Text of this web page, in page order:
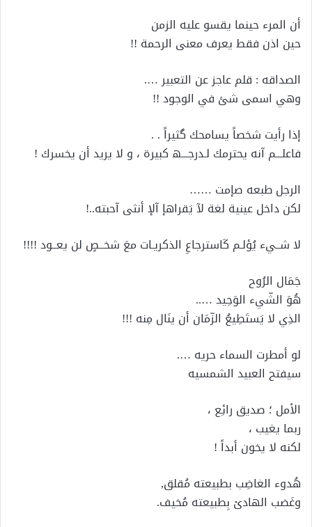
أن المرء حينما يقسو عليه الزمن
حين اذن فقط يعرف معنى الرحمة !!
الصداقه : قلم عاجز عن التعبير ….
وهي اسمى شئ في الوجود !!
إذا رأيت شخصاً يسامحك گثيراً . .
فاعلـــم آنه يحترمك لـدرجـــھ كبيرة ، و لا يريد أن يخسرك !
الرجل طبعه صإمت ……
لكن داخل عينية لغة لآ يَقراهإ آلإ أنثى آحبته..!
لا شــيء يُؤلـم كَاسترجاعِ الذكريـات معَ شخــصٍ لن يعــود !!!!
جَمَال الرُوح
هُوَ الشّيء الوَحِيد …..
الذِي لا يَستَطِيعُ الزّمَان أن ينَال مِنه !!!
لو أمطرت السماء حريه ….
سيفتح العبيد الشمسيه
الأمل ؛ صديق رائِع ،
ربما يغيب ،
لكنه لا يخون أبداً !
هُدوء الغاضِب بطبيعته مُقلق,
وغَضب الهادئ بِطبيعته مُخيف.